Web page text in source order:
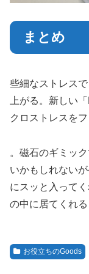
まとめ
些細なストレス
上がる。新しい
クロストレスを
。磁石のギミッ
いかもしれない
にスッと入って
の中に居てくれる
お役立ちのGoods